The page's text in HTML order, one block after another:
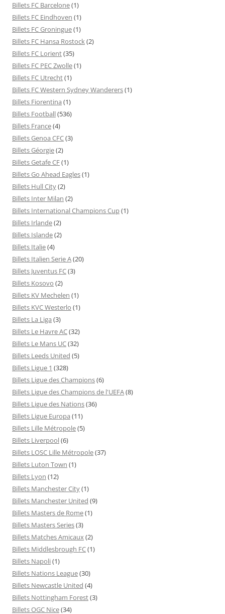
Billets FC Barcelone(1)
Billets FC Eindhoven (1)
Billets FC Groningue(1)
Billets FC Hansa Rostock(2)
Billets FC Lorient(35)
Billets FC PEC Zwolle(1)
Billets FC Utrecht(1)
Billets FC Western Sydney Wanderers(1)
Billets Fiorentina (1)
Billets Football(536)
Billets France(4)
Billets Genoa CFC(3)
Billets Géorgie(2)
Billets Getafe CF(1)
Billets Go Ahead Eagles(1)
Billets Hull City(2)
Billets Inter Milan (2)
Billets International Champions Cup(1)
Billets Irlande(2)
Billets Islande(2)
Billets Italie(4)
Billets Italien Serie A(20)
Billets Juventus FC(3)
Billets Kosovo (2)
Billets KV Mechelen (1)
Billets KVC Westerlo (1)
Billets La Liga (3)
Billets Le Havre AC(32)
Billets Le Mans UC(32)
Billets Leeds United (5)
Billets Ligue 1 (328)
Billets Ligue des Champions(6)
Billets Ligue des Champions de l'UEFA(8)
Billets Ligue des Nations(36)
Billets Ligue Europa (11)
Billets Lille Métropole(5)
Billets Liverpool(6)
Billets LOSC Lille Métropole(37)
Billets Luton Town (1)
Billets Lyon (12)
Billets Manchester City(1)
Billets Manchester United (9)
Billets Masters de Rome(1)
Billets Masters Series(3)
Billets Matches Amicaux(2)
Billets Middlesbrough FC(1)
Billets Napoli(1)
Billets Nations League(30)
Billets Newcastle United (4)
Billets Nottingham Forest(3)
Billets OGC Nice(34)